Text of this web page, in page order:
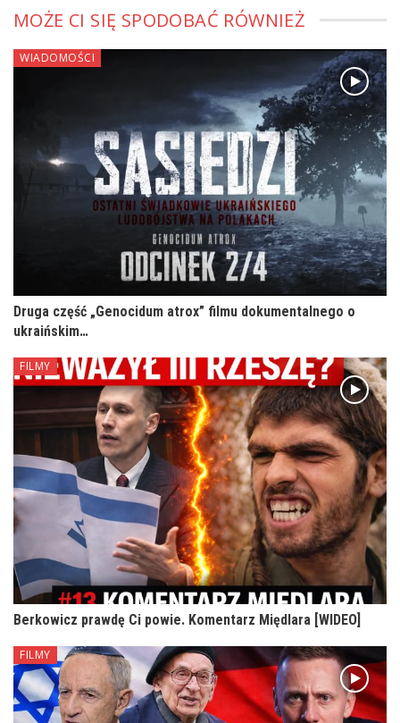
MOŻE CI SIĘ SPODOBAĆ RÓWNIEŻ
WIADOMOŚCI
Druga część „Genocidum atrox” filmu dokumentalnego o
ukraińskim…
FILMY
Berkowicz prawdę Ci powie. Komentarz Międlara [WIDEO]
FILMY